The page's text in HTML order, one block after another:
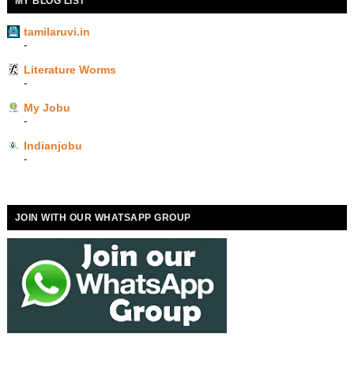
tamilaruvi.in
-
Literature Worms
-
My Jobu
-
Indianjobu
-
JOIN WITH OUR WHATSAPP GROUP